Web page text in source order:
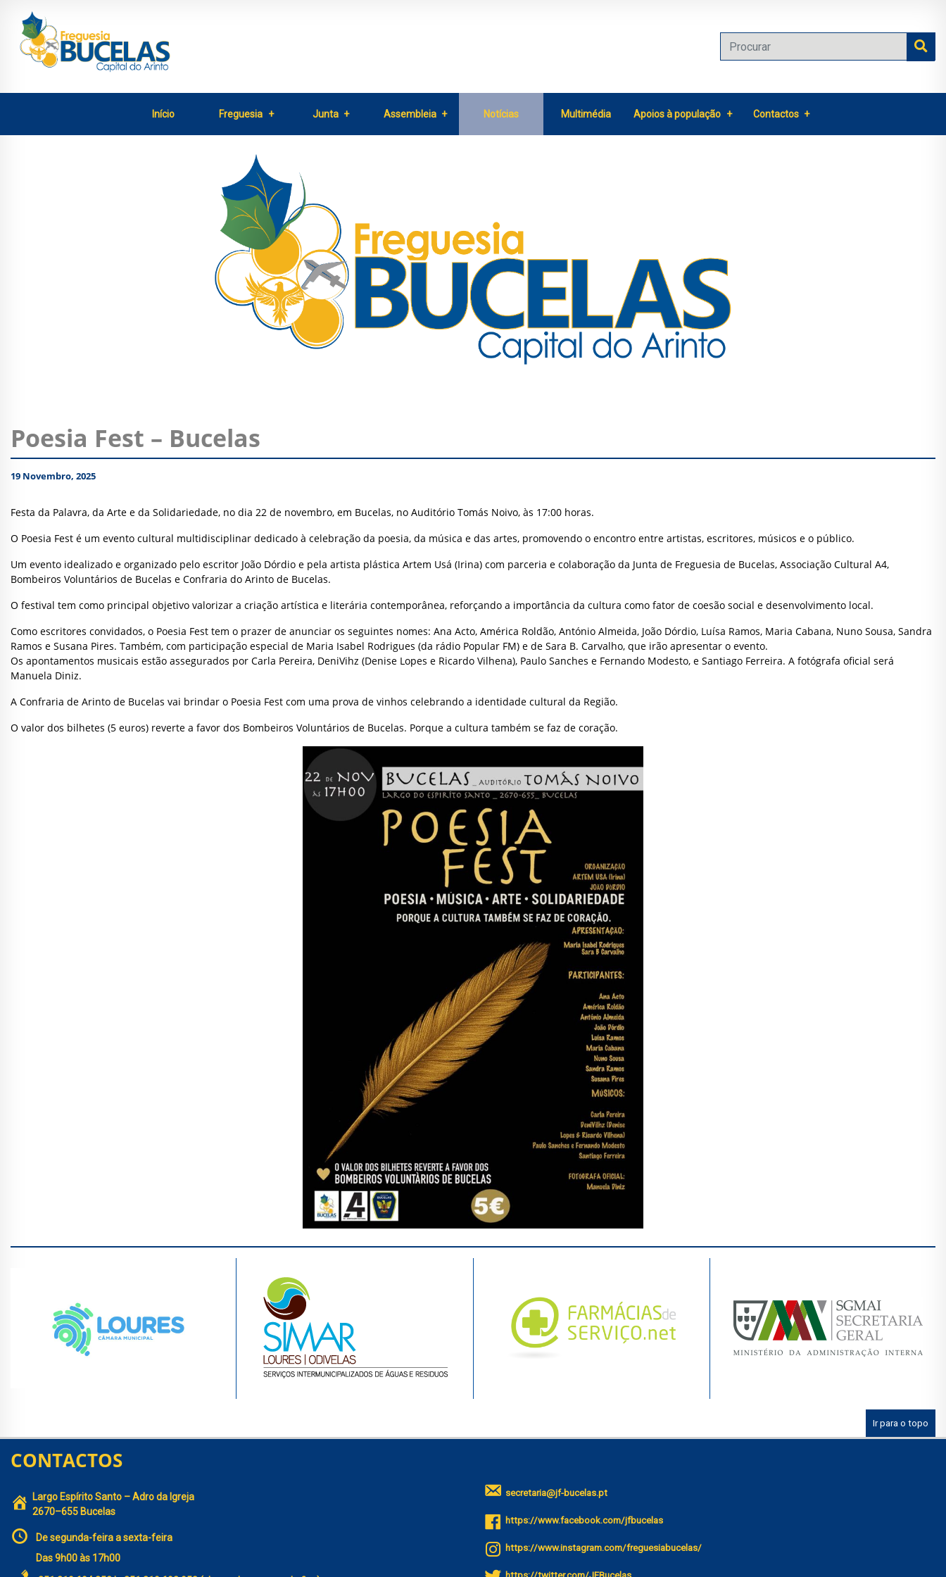
Início Freguesia Junta Assembleia Notícias Multimédia Apoios à população Contactos
Poesia Fest – Bucelas
19 Novembro, 2025
Festa da Palavra, da Arte e da Solidariedade, no dia 22 de novembro, em Bucelas, no Auditório Tomás Noivo, às 17:00 horas.
O Poesia Fest é um evento cultural multidisciplinar dedicado à celebração da poesia, da música e das artes, promovendo o encontro entre artistas, escritores, músicos e o público.
Um evento idealizado e organizado pelo escritor João Dórdio e pela artista plástica Artem Usá (Irina) com parceria e colaboração da Junta de Freguesia de Bucelas, Associação Cultural A4,
Bombeiros Voluntários de Bucelas e Confraria do Arinto de Bucelas.
O festival tem como principal objetivo valorizar a criação artística e literária contemporânea, reforçando a importância da cultura como fator de coesão social e desenvolvimento local.
Como escritores convidados, o Poesia Fest tem o prazer de anunciar os seguintes nomes: Ana Acto, América Roldão, António Almeida, João Dórdio, Luísa Ramos, Maria Cabana, Nuno Sousa, Sandra
Ramos e Susana Pires. Também, com participação especial de Maria Isabel Rodrigues (da rádio Popular FM) e de Sara B. Carvalho, que irão apresentar o evento.
Os apontamentos musicais estão assegurados por Carla Pereira, DeniVihz (Denise Lopes e Ricardo Vilhena), Paulo Sanches e Fernando Modesto, e Santiago Ferreira. A fotógrafa oficial será
Manuela Diniz.
A Confraria de Arinto de Bucelas vai brindar o Poesia Fest com uma prova de vinhos celebrando a identidade cultural da Região.
O valor dos bilhetes (5 euros) reverte a favor dos Bombeiros Voluntários de Bucelas. Porque a cultura também se faz de coração.
Ir para o topo
CONTACTOS
Largo Espírito Santo – Adro da Igreja
2670–655 Bucelas
De segunda-feira a sexta-feira
Das 9h00 às 17h00
secretaria@jf-bucelas.pt
https://www.facebook.com/jfbucelas
https://www.instagram.com/freguesiabucelas/